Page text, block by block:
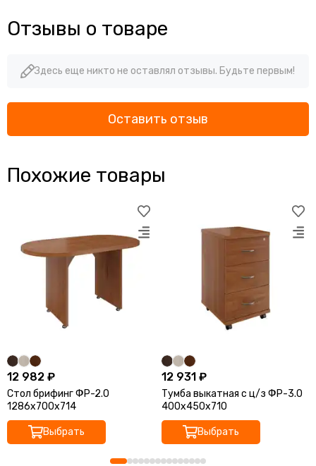
Отзывы о товаре
Здесь еще никто не оставлял отзывы. Будьте первым!
Оставить отзыв
Похожие товары
12 982 ₽
Стол брифинг ФР-2.0
1286х700х714
Выбрать
12 931 ₽
Тумба выкатная с ц/з ФР-3.0
400х450х710
Выбрать